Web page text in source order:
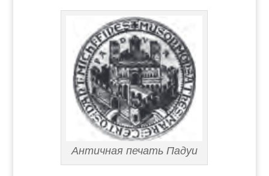
Античная печать Падуи